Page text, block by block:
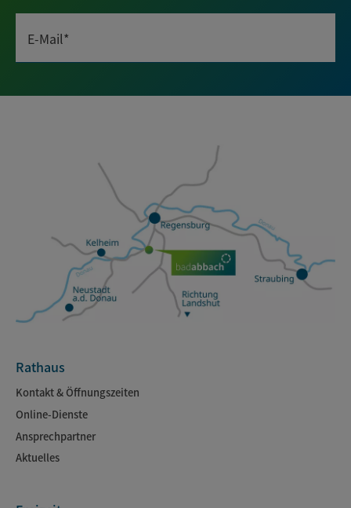
E-Mail*
Rathaus
Kontakt & Öffnungszeiten
Online-Dienste
Ansprechpartner
Aktuelles